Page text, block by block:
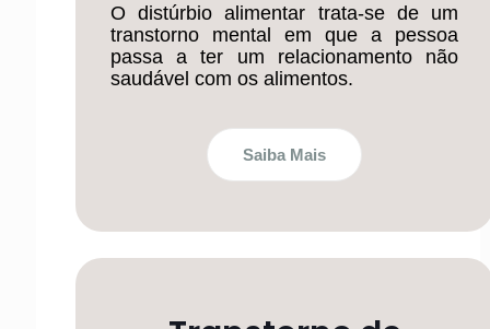
O distúrbio alimentar trata-se de um
transtorno mental em que a pessoa
passa a ter um relacionamento não
saudável com os alimentos.
Saiba Mais